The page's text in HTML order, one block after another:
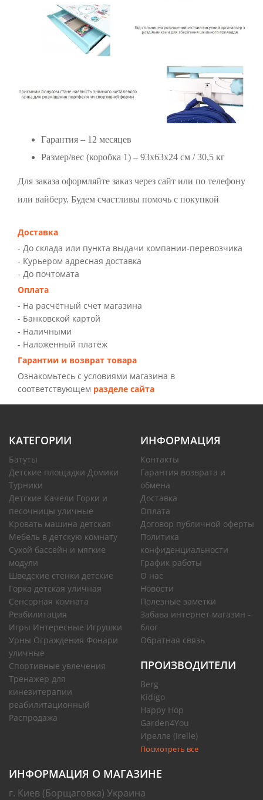
Гарантия – 12 месяцев
Размер/вес (коробка 1) – 93х63х24 см / 30,5 кг
Для заказа оформляйте заказ через сайт или по телефону
или вайберу. Будем счастливы помочь с покупкой
Доставка
- До склада или пункта выдачи компании-перевозчика
- Курьером адресная доставка
- До почтомата
Оплата
- На расчётный счет магазина
- Банковской картой
- Наличными
- Наложенный платёж
Гарантии и возврат товара
Ознакомьтесь с условиями магазина в
соответствующем разделе сайта
КАТЕГОРИИ
Батуты
Детские площадки Домики
Турники
Детские Качели Горки и
песочницы уличные
Кровать машина детская
Мебель в детскую комнату
Сухой бассейн и мягкие
модули
Шведские стенки детские
Горка детская уличная
Сенсорная комната
Реабилитация
Игры Интересные Игрушки
Урны Ограждения Фонари
уличные
Спортивные увлечения
Тренажер для
кинезитерапии
реабилитационный
Распродажа
ИНФОРМАЦИЯ
Контакты
Гарантия возврата и
обмена
Доставка
Оплата
Договор публичной оферты
Политика
конфиденциальности
График работы
О нас
Новости
Полезные заметки
Забава интернет магазин -
блог
Обратная связь
ПРОИЗВОДИТЕЛИ
Berg
Kidigo
Happy Hop
Garden4You
Ирелле (Irelle)
Посмотреть все
ИНФОРМАЦИЯ О МАГАЗИНЕ
г. Киев (Борщаговка) Украина